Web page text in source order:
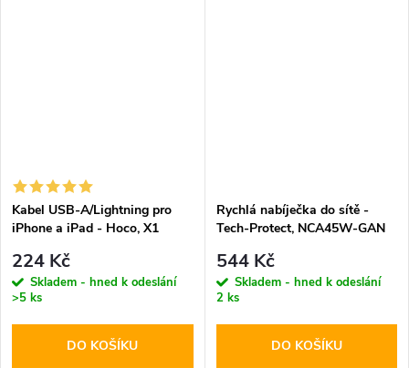
Kabel USB-A/Lightning pro
iPhone a iPad - Hoco, X1
224 Kč
Skladem - hned k odeslání
>5 ks
DO KOŠÍKU
Rychlá nabíječka do sítě -
Tech-Protect, NCA45W-GAN
kabel
544 Kč
Skladem - hned k odeslání
2 ks
DO KOŠÍKU